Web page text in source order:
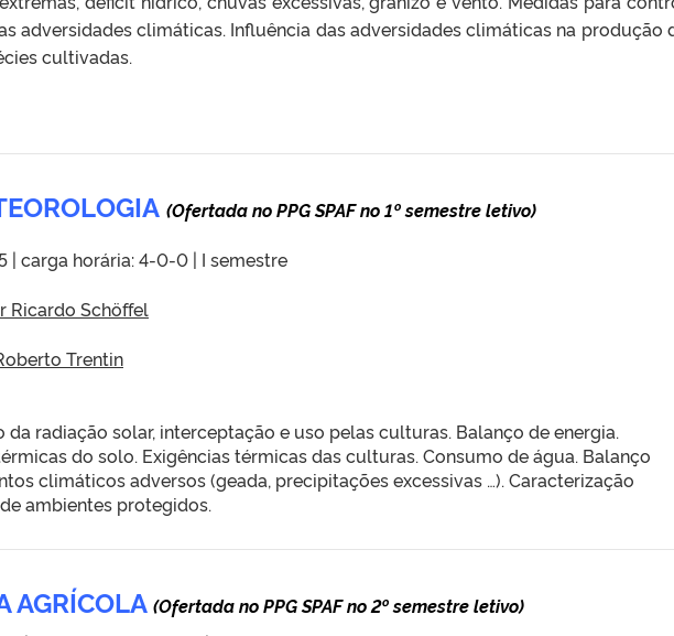
adversidades climáticas. Influência das adversidades climáticas na produção
cultivadas.
(Ofertada no PPG SPAF no 1º semestre letivo)
| carga horária: 4-0-0 | I semestre
Ricardo Schöffel
Trentin
da radiação solar, interceptação e uso pelas culturas. Balanço de energia.
do solo. Exigências térmicas das culturas. Consumo de água. Balanço
climáticos adversos (geada, precipitações excessivas …). Caracterização
ambientes protegidos.
AGRÍCOLA (Ofertada no PPG SPAF no 2º semestre letivo)